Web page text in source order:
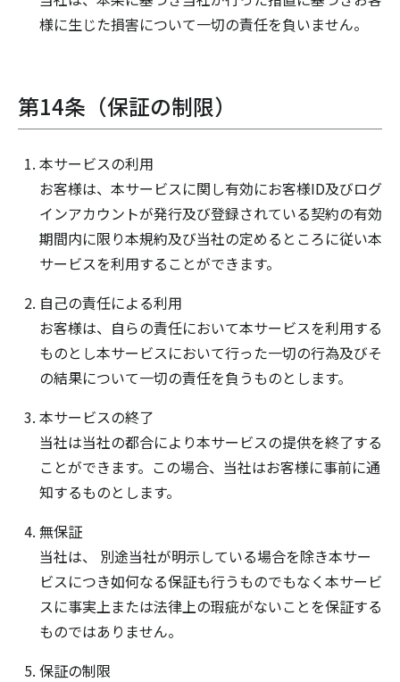
様に生じた損害について一切の責任を負いません。
第14条（保証の制限）
本サービスの利用
お客様は、本サービスに関し有効にお客様ID及びログ
インアカウントが発行及び登録されている契約の有効
期間内に限り本規約及び当社の定めるところに従い本
サービスを利用することができます。
自己の責任による利用
お客様は、自らの責任において本サービスを利用する
ものとし本サービスにおいて行った一切の行為及びそ
の結果について一切の責任を負うものとします。
本サービスの終了
当社は当社の都合により本サービスの提供を終了する
ことができます。この場合、当社はお客様に事前に通
知するものとします。
無保証
当社は、 別途当社が明示している場合を除き本サー
ビスにつき如何なる保証も行うものでもなく本サービ
スに事実上または法律上の瑕疵がないことを保証する
ものではありません。
保証の制限